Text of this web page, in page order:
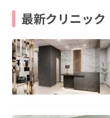
最新クリニック